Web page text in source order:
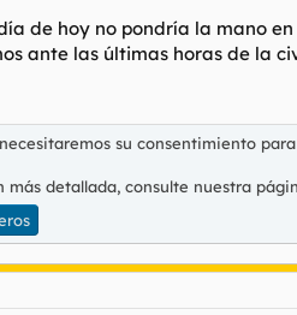
de hoy no pondría la mano
ante las últimas horas de la
su consentimiento
detallada, consulte nuestra